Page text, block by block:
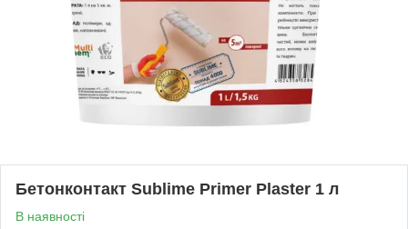
Бетонконтакт Sublime Primer Plaster 1 л
В наявності